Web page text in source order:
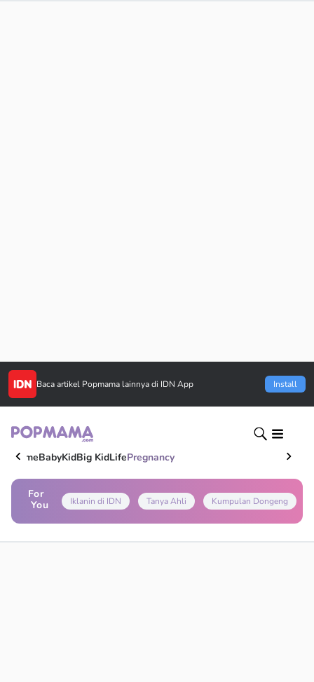
Baca artikel Popmama lainnya di IDN App Install
HomeBabyKidBig KidLifePregnancy
For
You
Iklanin di IDN Tanya Ahli Kumpulan Dongeng